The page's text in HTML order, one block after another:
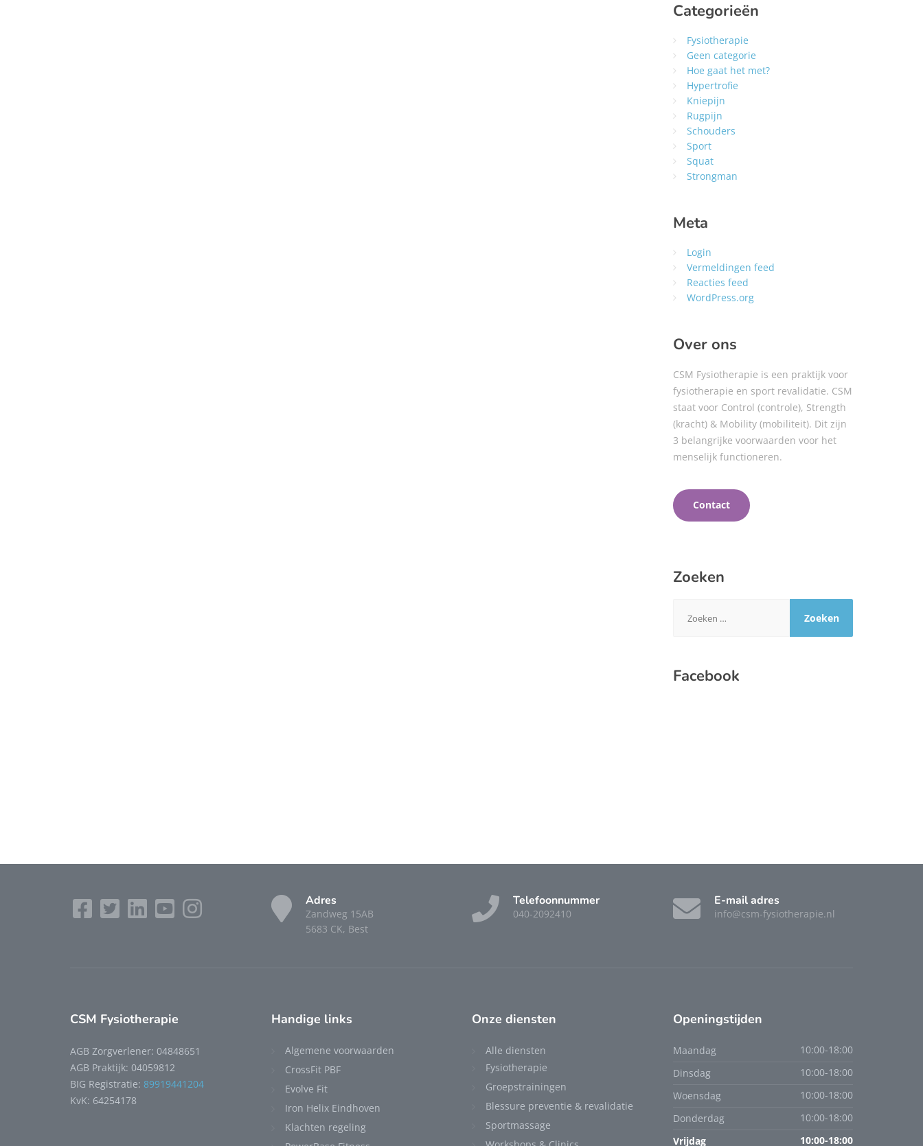
Categorieën
Fysiotherapie
Geen categorie
Hoe gaat het met?
Hypertrofie
Kniepijn
Rugpijn
Schouders
Sport
Squat
Strongman
Meta
Login
Vermeldingen feed
Reacties feed
WordPress.org
Over ons
CSM Fysiotherapie is een praktijk voor
fysiotherapie en sport revalidatie. CSM
staat voor Control (controle), Strength
(kracht) & Mobility (mobiliteit). Dit zijn
3 belangrijke voorwaarden voor het
menselijk functioneren.
Contact
Zoeken
naar:
Facebook
Adres
Zandweg 15AB
5683 CK, Best
Telefoonnummer
040-2092410
E-mail adres
info@csm-fysiotherapie.nl
CSM Fysiotherapie
AGB Zorgverlener: 04848651
AGB Praktijk: 04059812
BIG Registratie: 89919441204
KvK: 64254178
Handige links
Algemene voorwaarden
CrossFit PBF
Evolve Fit
Iron Helix Eindhoven
Klachten regeling
Onze diensten
Alle diensten
Fysiotherapie
Groepstrainingen
Blessure preventie & revalidatie
Sportmassage
Openingstijden
Maandag 10:00-18:00
Dinsdag 10:00-18:00
Woensdag 10:00-18:00
Donderdag 10:00-18:00
Vrijdag 10:00-18:00